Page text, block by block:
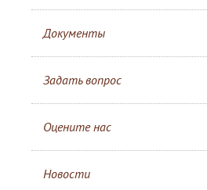
Документы
Задать вопрос
Оцените нас
Новости